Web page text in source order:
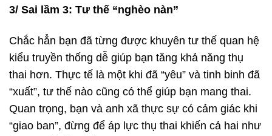
3/ Sai lầm 3: Tư thế “nghèo nàn”
Chắc hẳn bạn đã từng được khuyên tư thế quan hệ
kiểu truyền thống dễ giúp bạn tăng khả năng thụ
thai hơn. Thực tế là một khi đã “yêu” và tinh binh đã
“xuất”, tư thế nào cũng có thể giúp bạn mang thai.
Quan trọng, bạn và anh xã thực sự có cảm giác khi
“giao ban”, đừng để áp lực thụ thai khiến cả hai như